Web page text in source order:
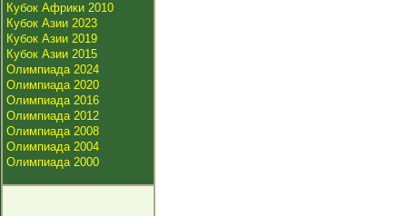
Кубок Африки 2010
Кубок Азии 2023
Кубок Азии 2019
Кубок Азии 2015
Олимпиада 2024
Олимпиада 2020
Олимпиада 2016
Олимпиада 2012
Олимпиада 2008
Олимпиада 2004
Олимпиада 2000